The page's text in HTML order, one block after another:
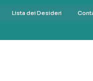
Lista dei Desideri